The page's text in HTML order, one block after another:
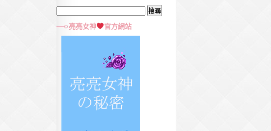
彙
集
關
亮亮女神 官方網站